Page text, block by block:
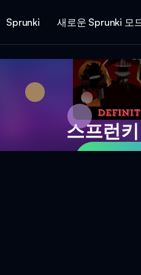
Sprunki 새로운 Sprunki 모
스프런